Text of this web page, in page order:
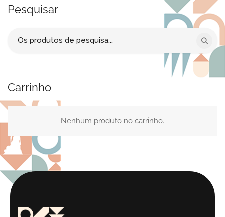
Pesquisar
Carrinho
Nenhum produto no carrinho.